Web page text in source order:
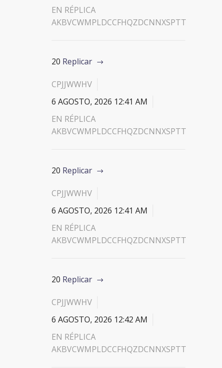
EN RÉPLICA
AKBVCWMPLDCCFHQZDCNNXSPTT
20 Replicar
CPJJWWHV
6 AGOSTO, 2026 12:41 AM
EN RÉPLICA
AKBVCWMPLDCCFHQZDCNNXSPTT
20 Replicar
CPJJWWHV
6 AGOSTO, 2026 12:41 AM
EN RÉPLICA
AKBVCWMPLDCCFHQZDCNNXSPTT
20 Replicar
CPJJWWHV
6 AGOSTO, 2026 12:42 AM
EN RÉPLICA
AKBVCWMPLDCCFHQZDCNNXSPTT